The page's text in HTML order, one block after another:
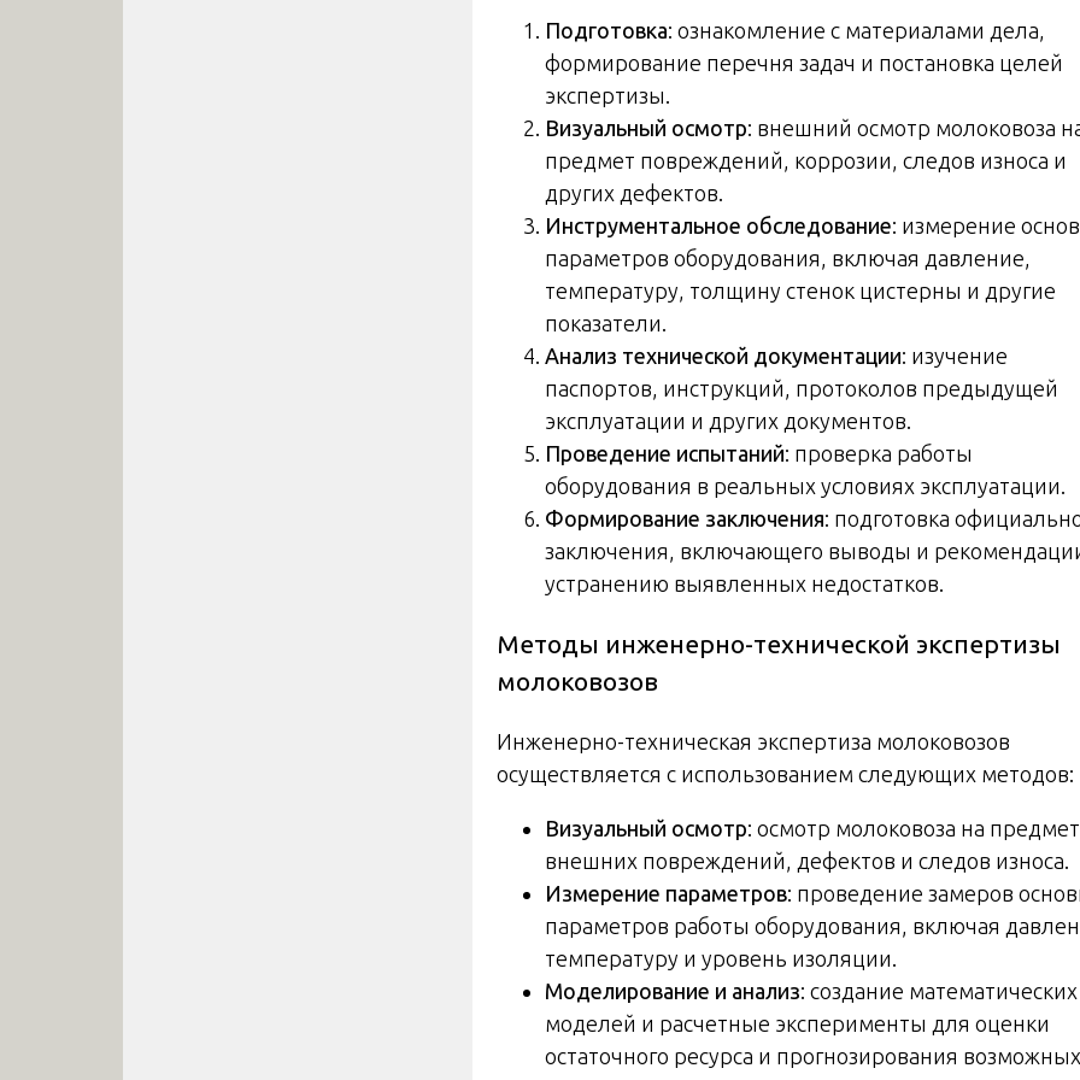
Подготовка: ознакомление с материалами дела,
формирование перечня задач и постановка целей
экспертизы.
Визуальный осмотр: внешний осмотр молоковоза
предмет повреждений, коррозии, следов износа и
других дефектов.
Инструментальное обследование: измерение
параметров оборудования, включая давление,
температуру, толщину стенок цистерны и другие
показатели.
Анализ технической документации: изучение
паспортов, инструкций, протоколов предыдущей
эксплуатации и других документов.
Проведение испытаний: проверка работы
оборудования в реальных условиях эксплуатации.
Формирование заключения: подготовка
заключения, включающего выводы и
устранению выявленных недостатков.
Методы инженерно-технической экспертизы
молоковозов
Инженерно-техническая экспертиза молоковозов
осуществляется с использованием следующих методов:
Визуальный осмотр: осмотр молоковоза на предмет
внешних повреждений, дефектов и следов износа.
Измерение параметров: проведение замеров
параметров работы оборудования, включая
температуру и уровень изоляции.
Моделирование и анализ: создание математических
моделей и расчетные эксперименты для оценки
остаточного ресурса и прогнозирования возможных